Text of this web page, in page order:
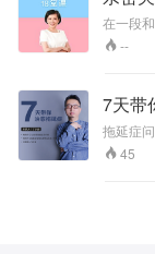
对焦虑
有宁静
在一段
而女人
变的问
错，还是幸福？ 本课程
智斗勇”
婚姻中
婚姻关
非常实
--
7天带
拖延症
个很复
会文化
套实操
混合理
45